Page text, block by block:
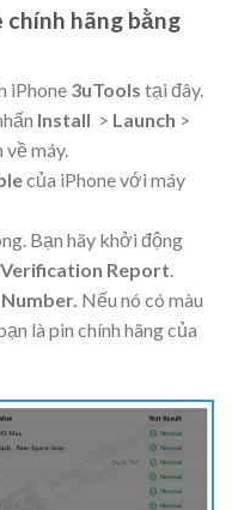
hãng bằng
iPhone 3uTools tại đây.
Install > Launch >
về máy.
của iPhone với máy
Bạn hãy khởi động
Report.
Nếu nó có màu
là pin chính hãng của